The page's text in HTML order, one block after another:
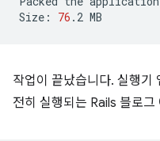
Size:
76 .2
작업이 끝났습니다. 실행기
전히 실행되는 Rails 블로